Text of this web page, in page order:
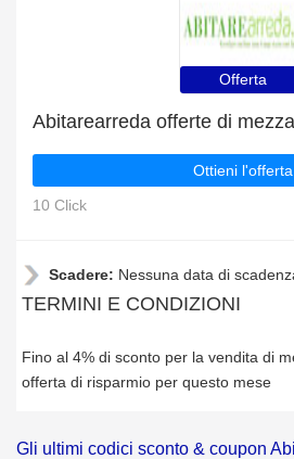
Offerta
Ottieni l'offerta
10 Click
Scadere: Nessuna data di
TERMINI E CONDIZIONI
Fino al 4% di sconto per la vendita di
offerta di risparmio per questo mese
Gli ultimi codici sconto & coupon